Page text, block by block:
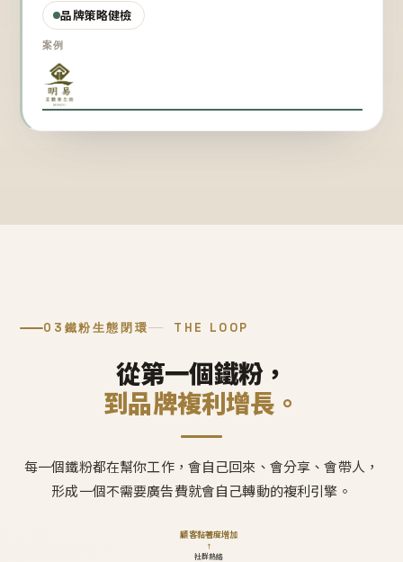
品牌策略健檢
案例
03 鐵粉生態閉環 THE LOOP
從第一個鐵粉，
到品牌複利增長。
每一個鐵粉都在幫你工作，會自己回來、會分享、會帶人，
形成一個不需要廣告費就會自己轉動的複利引擎。
社群熱絡
↑
顧客黏著度增加